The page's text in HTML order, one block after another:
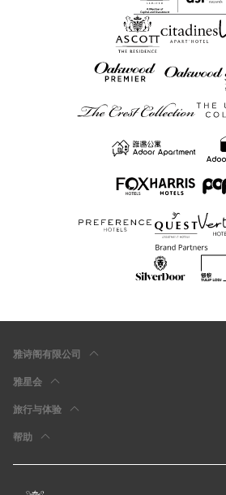
雅诗阁有限公司
雅星会
旅行与体验
帮助